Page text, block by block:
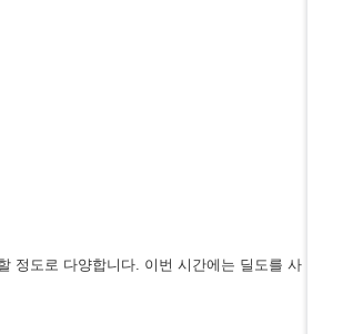
정도로 다양합니다. 이번 시간에는 딜도를 사